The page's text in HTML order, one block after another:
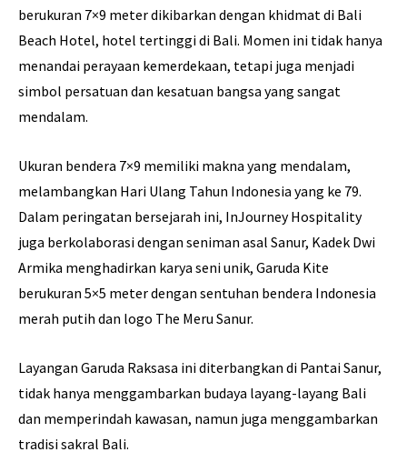
berukuran 7×9 meter dikibarkan dengan khidmat di Bali
Beach Hotel, hotel tertinggi di Bali. Momen ini tidak hanya
menandai perayaan kemerdekaan, tetapi juga menjadi
simbol persatuan dan kesatuan bangsa yang sangat
mendalam.
Ukuran bendera 7×9 memiliki makna yang mendalam,
melambangkan Hari Ulang Tahun Indonesia yang ke 79.
Dalam peringatan bersejarah ini, InJourney Hospitality
juga berkolaborasi dengan seniman asal Sanur, Kadek Dwi
Armika menghadirkan karya seni unik, Garuda Kite
berukuran 5×5 meter dengan sentuhan bendera Indonesia
merah putih dan logo The Meru Sanur.
Layangan Garuda Raksasa ini diterbangkan di Pantai Sanur,
tidak hanya menggambarkan budaya layang-layang Bali
dan memperindah kawasan, namun juga menggambarkan
tradisi sakral Bali.